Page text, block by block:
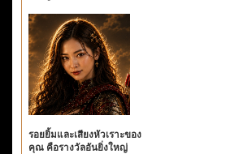
รอยยิ้มและเสียงหัวเราะของ
คุณ คือรางวัลอันยิ่งใหญ่